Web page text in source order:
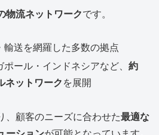
物流ネットワークです。
輸送を網羅した多数の拠点
ポール・インドネシアなど、約
ネットワーク を展開
、顧客のニーズに合わせた最適な